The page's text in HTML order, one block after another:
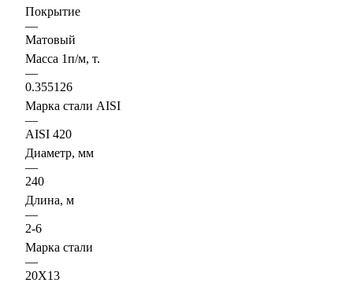
Покрытие
—
Матовый
Масса 1п/м, т.
—
0.355126
Марка стали AISI
—
AISI 420
Диаметр, мм
—
240
Длина, м
—
2-6
Марка стали
—
20Х13